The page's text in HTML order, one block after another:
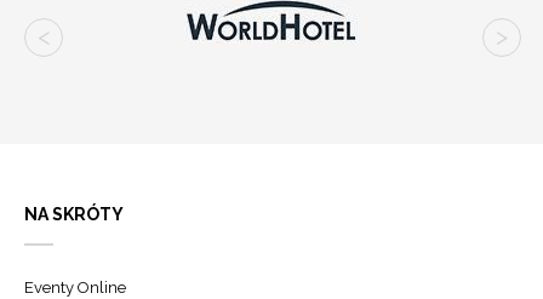
standardy
organizacji
zespołu
eventowego,
rozwiązania
NA SKRÓTY
Eventy Online